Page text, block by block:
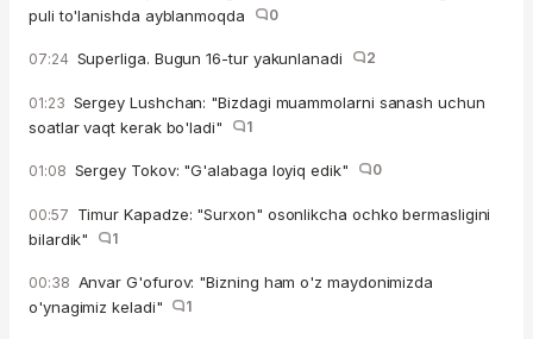
puli to'lanishda ayblanmoqda
0
07:24 Superliga. Bugun 16-tur yakunlanadi 2
01:23 Sergey Lushchan: "Bizdagi muammolarni sanash uchun
soatlar vaqt kerak bo'ladi"
1
01:08 Sergey Tokov: "G'alabaga loyiq edik" 0
00:57 Timur Kapadze: "Surxon" osonlikcha ochko bermasligini
bilardik"
1
00:38 Anvar G'ofurov: "Bizning ham o'z maydonimizda
o'ynagimiz keladi"
1